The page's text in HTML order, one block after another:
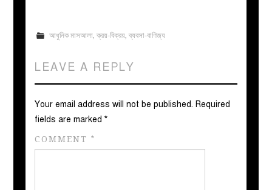
আধুনিক মাসআলা, ক্রয়-বিক্রয়, ব্যবসা-বাণিজ্য
LEAVE A REPLY
Your email address will not be published. Required
fields are marked*
COMMENT*